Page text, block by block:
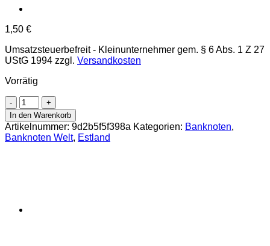
1,50 €
Umsatzsteuerbefreit - Kleinunternehmer gem. § 6 Abs. 1 Z 27
UStG 1994 zzgl. Versandkosten
Vorrätig
Estland
-
5
Krooni
1994
In den Warenkorb
Artikelnummer: 9d2b5f5f398a Kategorien: Banknoten,
Banknoten Welt, Estland